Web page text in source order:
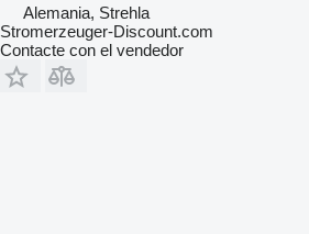
Alemania, Strehla
Stromerzeuger-Discount.com
Contacte con el vendedor